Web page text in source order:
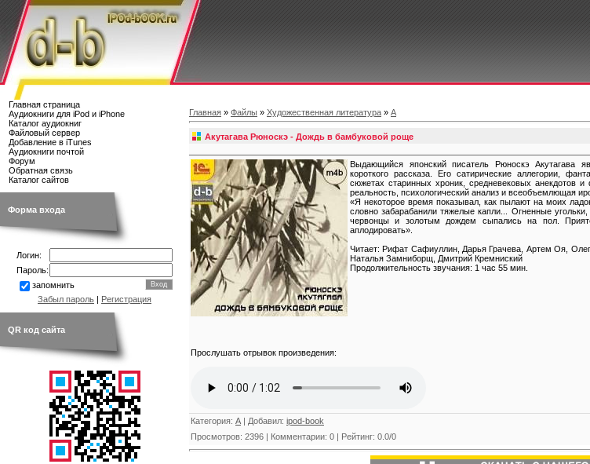
Главная страница
Аудиокниги для iPod и iPhone
Каталог аудиокниг
Файловый сервер
Добавление в iTunes
Аудиокниги почтой
Форум
Обратная связь
Каталог сайтов
Форма входа
Логин:
Пароль:
запомнить
Забыл пароль | Регистрация
QR код сайта
Главная » Файлы » Художественная литература » А
Акутагава Рюноскэ - Дождь в бамбуковой роще
Выдающийся японский писатель Рюноскэ Акутагава
короткого рассказа. Его сатирические аллегории,
сюжетах старинных хроник, средневековых анекдотов
реальность, психологический анализ и всеобъемлющая
«Я некоторое время показывал, как пылают на моих
словно забарабанили тяжелые капли... Огненные
червонцы и золотым дождем сыпались на пол.
аплодировать».
Читает: Рифат Сафиуллин, Дарья Грачева, Артем Оя,
Наталья Замниборщ, Дмитрий Кремниский
Продолжительность звучания: 1 час 55 мин.
Прослушать отрывок произведения:
Категория: А | Добавил: ipod-book
Просмотров: 2396 | Комментарии: 0 | Рейтинг: 0.0/0